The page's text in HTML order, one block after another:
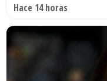
Hace 14 horas